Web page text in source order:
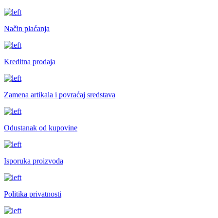
Način plaćanja
Kreditna prodaja
Zamena artikala i povraćaj sredstava
Odustanak od kupovine
Isporuka proizvoda
Politika privatnosti